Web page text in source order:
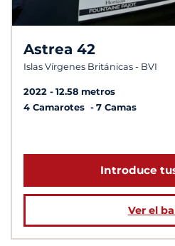
Astrea 42
Islas Vírgenes Británicas - BVI
2022
12.58 metros
4 Camarotes
7 Camas
Introduce
Ver el